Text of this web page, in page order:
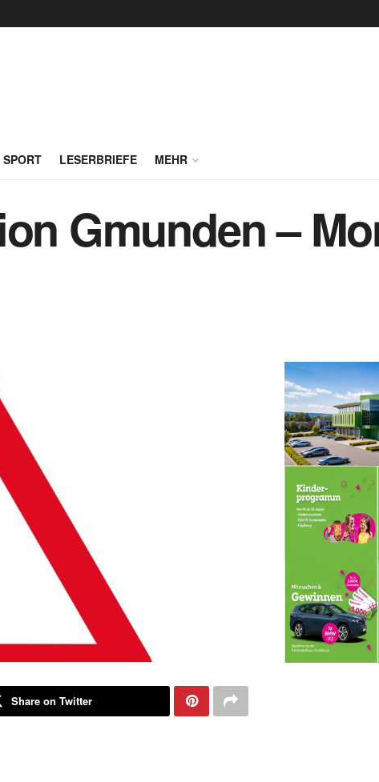
SPORT LESERBRIEFE MEHR
Gmunden –
Share on Twitter